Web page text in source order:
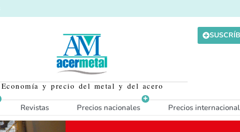
Economía y precio del metal y del acero
Revistas Precios nacionales Precios